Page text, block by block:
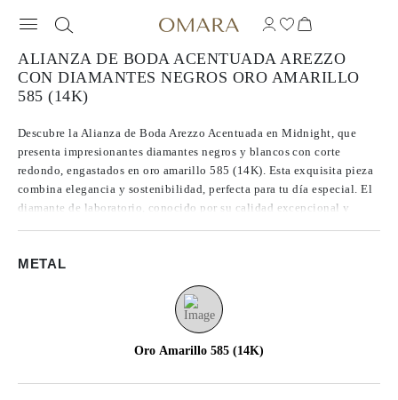
ALIANZA DE BODA ACENTUADA AREZZO
CON DIAMANTES NEGROS ORO AMARILLO
585 (14K)
Descubre la Alianza de Boda Arezzo Acentuada en Midnight, que
presenta impresionantes diamantes negros y blancos con corte
redondo, engastados en oro amarillo 585 (14K). Esta exquisita pieza
combina elegancia y sostenibilidad, perfecta para tu día especial. El
diamante de laboratorio, conocido por su calidad excepcional y
de amor y compromiso.
METAL
Oro Amarillo 585 (14K)